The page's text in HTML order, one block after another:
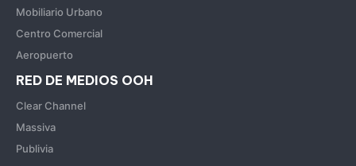
Mobiliario Urbano
Centro Comercial
Aeropuerto
RED DE MEDIOS OOH
Clear Channel
Massiva
Publivia